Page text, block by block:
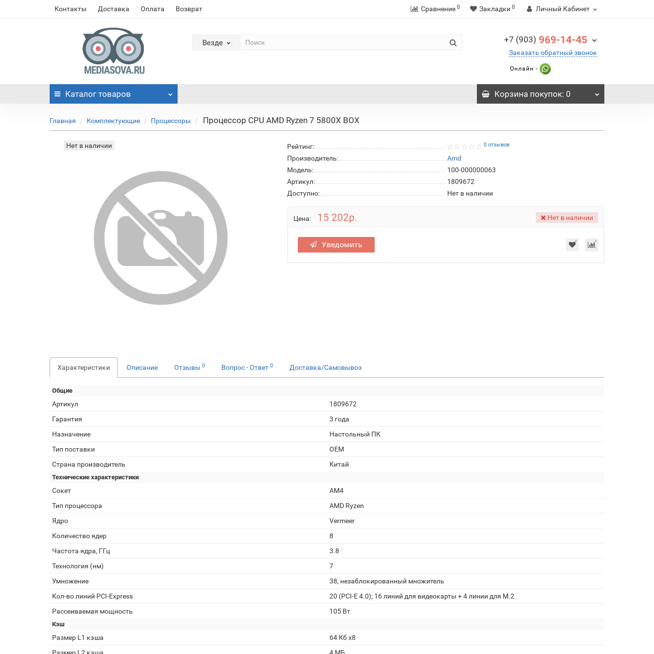
Контакты Доставка Оплата Возврат Сравнение 0 Закладки 0 Личный Кабинет
Везде +7 (903) 969-14-45
Заказать обратный звонок
Онлайн -
Каталог товаров Корзинапокупок: 0
Главная Комплектующие Процессоры Процессор CPU AMD Ryzen 7 5800X BOX
Нет в наличии Рейтинг: 0 отзывов
Производитель:
Amd
Модель:
100-000000063
Артикул:
1809672
Доступно:
Нет в наличии
Цена: 15 202р. Нет в наличии
Уведомить
Характеристики Описание Отзывы 0 Вопрос - Ответ 0 Доставка/Самовывоз
Общие
Артикул
1809672
Гарантия
3 года
Назначение
Настольный ПК
Тип поставки
OEM
Страна производитель
Китай
Технические характеристики
Сокет
AM4
Тип процессора
AMD Ryzen
Ядро
Vermeer
Количество ядер
8
Частота ядра, ГГц
3.8
Технология (нм)
7
Умножение
38, незаблокированный множитель
Кол-во линий PCI-Express
20 (PCI-E 4.0); 16 линий для видеокарты + 4 линии для M.2
Рассеиваемая мощность
105 Вт
Кэш
Размер L1 кэша
64 Кб x8